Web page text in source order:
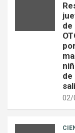
de
de
02/